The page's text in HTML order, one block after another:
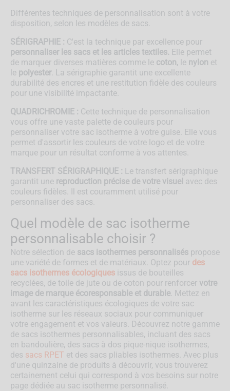
Différentes techniques de personnalisation sont à votre
disposition, selon les modèles de sacs.
SÉRIGRAPHIE : C'est la technique par excellence pour
personnaliser les sacs et les articles textiles. Elle permet
de marquer diverses matières comme le coton, le nylon et
le polyester. La sérigraphie garantit une excellente
durabilité des encres et une restitution fidèle des couleurs
pour une visibilité impactante.
QUADRICHROMIE : Cette technique de personnalisation
vous offre une vaste palette de couleurs pour
personnaliser votre sac isotherme à votre guise. Elle vous
permet d'assortir les couleurs de votre logo et de votre
marque pour un résultat conforme à vos attentes.
TRANSFERT SÉRIGRAPHIQUE : Le transfert sérigraphique
garantit une reproduction précise de votre visuel avec des
couleurs fidèles. Il est couramment utilisé pour
personnaliser des sacs.
Quel modèle de sac isotherme
personnalisable choisir ?
Notre sélection de sacs isothermes personnalisés propose
une variété de formes et de matériaux. Optez pour des
sacs isothermes écologiques issus de bouteilles
recyclées, de toile de jute ou de coton pour renforcer votre
image de marque écoresponsable et durable . Mettez en
avant les caractéristiques écologiques de votre sac
isotherme sur les réseaux sociaux pour communiquer
votre engagement et vos valeurs. Découvrez notre gamme
de sacs isothermes personnalisables, incluant des sacs
en bandoulière, des sacs à dos pique-nique isothermes,
des sacs RPET et des sacs pliables isothermes. Avec plus
d'une quinzaine de produits à découvrir, vous trouverez
certainement celui qui correspond à vos besoins sur notre
page dédiée au sac isotherme personnalisé.